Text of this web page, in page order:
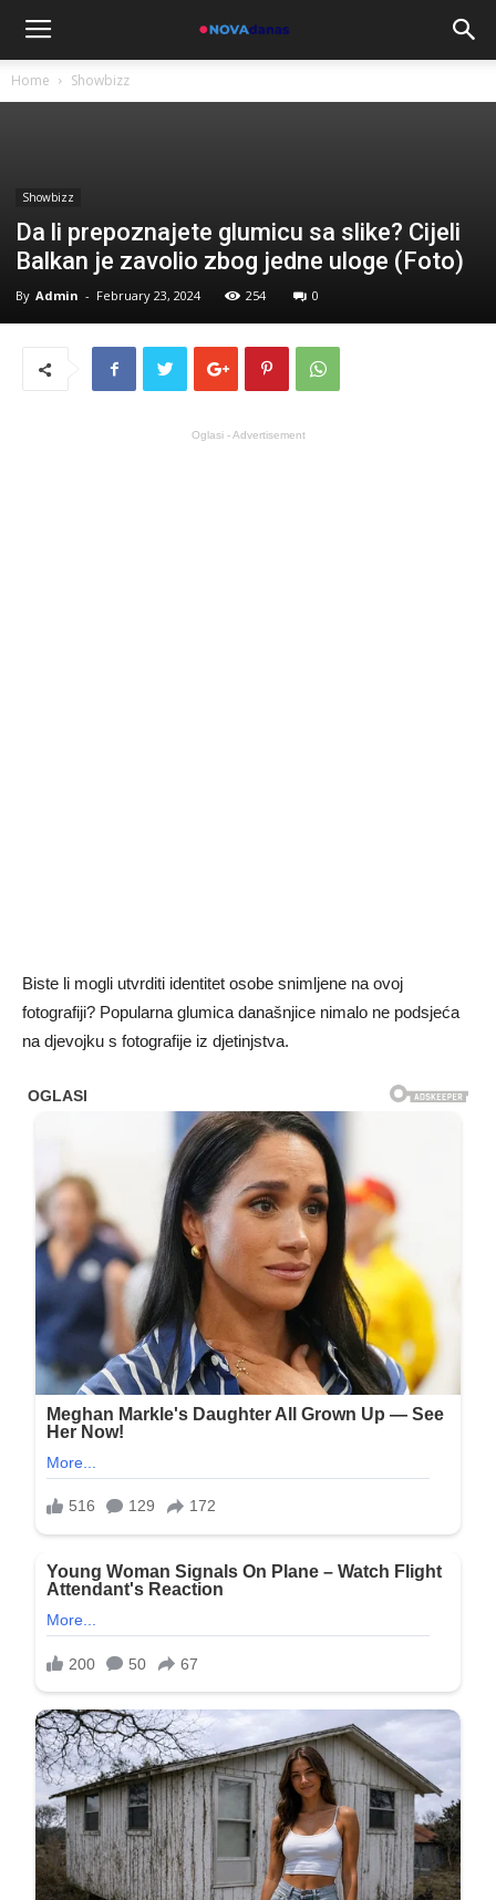
Home Showbizz
Showbizz
Da li prepoznajete glumicu sa slike? Cijeli
Balkan je zavolio zbog jedne uloge (Foto)
By Admin - February 23, 2024 254 0
Oglasi - Advertisement
Biste li mogli utvrditi identitet osobe snimljene na ovoj
fotografiji? Popularna glumica današnjice nimalo ne podsjeća
na djevojku s fotografije iz djetinjstva.